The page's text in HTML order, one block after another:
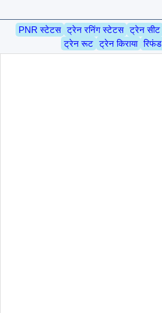
PNR स्टेटस ट्रेन रनिंग स्टेटस ट्रेन सीट
ट्रेन रूट ट्रेन किराया रिफंड